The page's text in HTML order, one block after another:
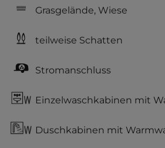
Grasgelände, Wiese
teilweise Schatten
Stromanschluss
Einzelwaschkabinen mit
Duschkabinen mit